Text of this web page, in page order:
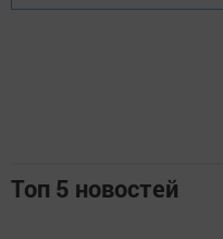
Топ 5 новостей